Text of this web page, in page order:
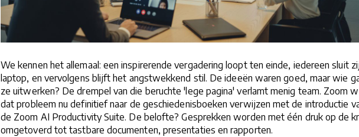
We kennen het allemaal: een inspirerende vergadering loopt ten einde, iedereen sluit
laptop, en vervolgens blijft het angstwekkend stil. De ideeën waren goed, maar wie
ze uitwerken? De drempel van die beruchte 'lege pagina' verlamt menig team. Zoom
dat probleem nu definitief naar de geschiedenisboeken verwijzen met de introductie
de Zoom AI Productivity Suite. De belofte? Gesprekken worden met één druk op de
omgetoverd tot tastbare documenten, presentaties en rapporten.